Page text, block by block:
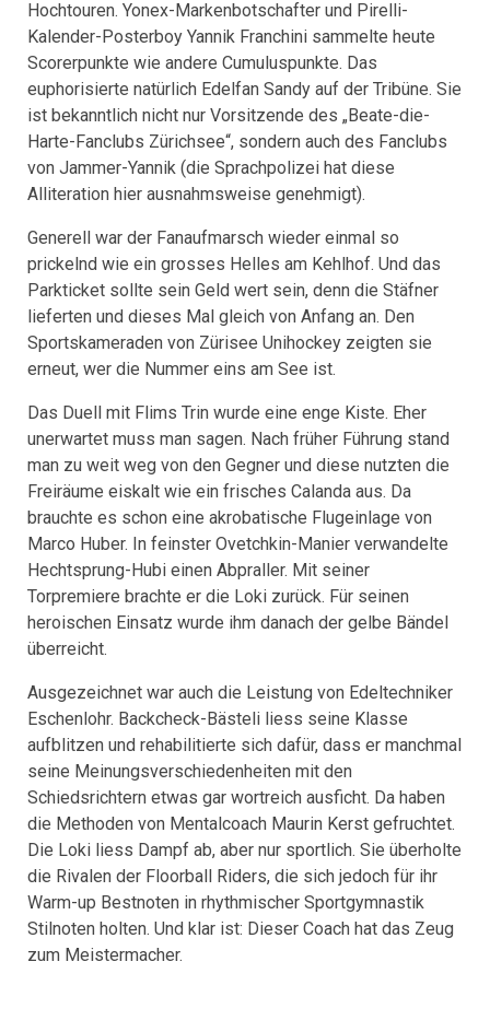
Hochtouren. Yonex-Markenbotschafter und Pirelli-
Kalender-Posterboy Yannik Franchini sammelte heute
Scorerpunkte wie andere Cumuluspunkte. Das
euphorisierte natürlich Edelfan Sandy auf der Tribüne. Sie
ist bekanntlich nicht nur Vorsitzende des „Beate-die-
Harte-Fanclubs Zürichsee“, sondern auch des Fanclubs
von Jammer-Yannik (die Sprachpolizei hat diese
Alliteration hier ausnahmsweise genehmigt).
Generell war der Fanaufmarsch wieder einmal so
prickelnd wie ein grosses Helles am Kehlhof. Und das
Parkticket sollte sein Geld wert sein, denn die Stäfner
lieferten und dieses Mal gleich von Anfang an. Den
Sportskameraden von Zürisee Unihockey zeigten sie
erneut, wer die Nummer eins am See ist.
Das Duell mit Flims Trin wurde eine enge Kiste. Eher
unerwartet muss man sagen. Nach früher Führung stand
man zu weit weg von den Gegner und diese nutzten die
Freiräume eiskalt wie ein frisches Calanda aus. Da
brauchte es schon eine akrobatische Flugeinlage von
Marco Huber. In feinster Ovetchkin-Manier verwandelte
Hechtsprung-Hubi einen Abpraller. Mit seiner
Torpremiere brachte er die Loki zurück. Für seinen
heroischen Einsatz wurde ihm danach der gelbe Bändel
überreicht.
Ausgezeichnet war auch die Leistung von Edeltechniker
Eschenlohr. Backcheck-Bästeli liess seine Klasse
aufblitzen und rehabilitierte sich dafür, dass er manchmal
seine Meinungsverschiedenheiten mit den
Schiedsrichtern etwas gar wortreich ausficht. Da haben
die Methoden von Mentalcoach Maurin Kerst gefruchtet.
Die Loki liess Dampf ab, aber nur sportlich. Sie überholte
die Rivalen der Floorball Riders, die sich jedoch für ihr
Warm-up Bestnoten in rhythmischer Sportgymnastik
Stilnoten holten. Und klar ist: Dieser Coach hat das Zeug
zum Meistermacher.